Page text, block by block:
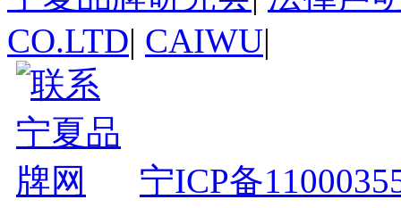
CO.LTD| CAIWU|
宁ICP备